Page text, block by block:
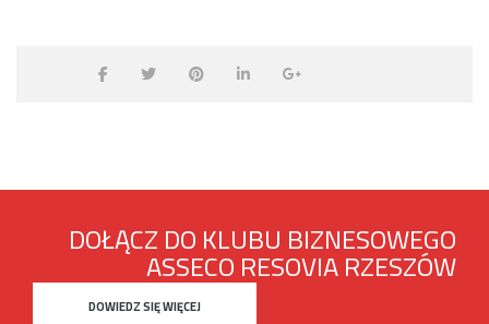
DOŁĄCZ DO KLUBU BIZNESOWEGO
ASSECO RESOVIA RZESZÓW
DOWIEDZ SIĘ WIĘCEJ